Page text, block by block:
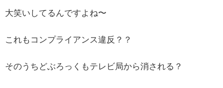
大笑いしてるんですよね〜
これもコンプライアンス違反？？
そのうちどぶろっくもテレビ局から消される？